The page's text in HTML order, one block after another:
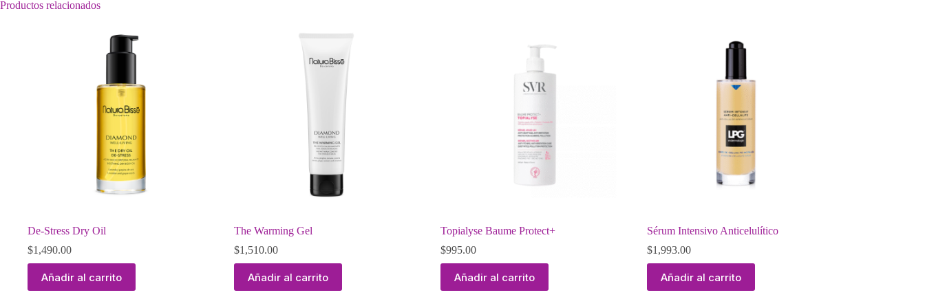
Productos relacionados
De-Stress Dry Oil
$1,490.00
Añadir al carrito
The Warming Gel
$1,510.00
Añadir al carrito
Topialyse Baume Protect+
$995.00
Añadir al carrito
Sérum Intensivo Anticelulítico
$1,993.00
Añadir al carrito